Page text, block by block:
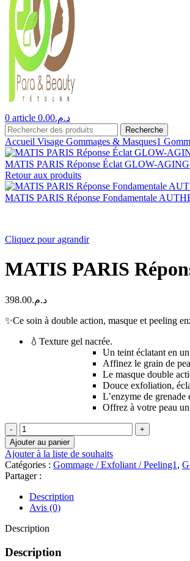
0 article د.م.0.00
Recherche
Accueil Visage Gommages & Masques1
MATIS PARIS Réponse Éclat GLOW-
Retour aux produits
MATIS PARIS Réponse Fondamentale
Cliquez pour agrandir
MATIS PARIS
د.م.398.00
✨Ce soin à double action, masque et peeling
💧Texture gel nacrée.
Un teint éclatant en
Affinez le grain de
Le masque double
Douce exfoliation,
L’enzyme de grenade
Offrez à votre peau
quantité
de
MATIS
PARIS
Réponse
Éclat
GLOW
PEEL-
OFF
50
Ajouter au panier
Ajouter à la liste de souhaits
Catégories : Gommage / Exfoliant / Peeling1 ,
Partager :
Description
Avis (0)
Description
Description